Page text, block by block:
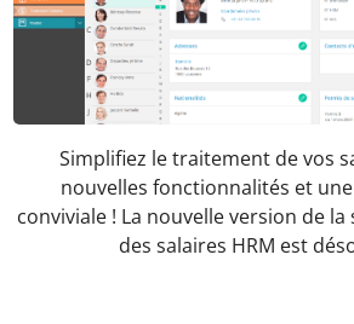
Simplifiez le traitement de vos
nouvelles fonctionnalités et
conviviale ! La nouvelle version de
des salaires HRM est